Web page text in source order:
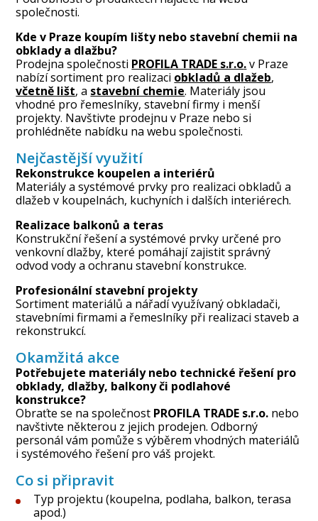
společnosti.
Kde v Praze koupím lišty nebo stavební chemii na
obklady a dlažbu?
Prodejna společnosti PROFILA TRADE s.r.o.v Praze
nabízí sortiment pro realizaci obkladů a dlažeb,
včetně lišt, a stavební chemie. Materiály jsou
vhodné pro řemeslníky, stavební firmy i menší
projekty. Navštivte prodejnu v Praze nebo si
prohlédněte nabídku na webu společnosti.
Nejčastější využití
Rekonstrukce koupelen a interiérů
Materiály a systémové prvky pro realizaci obkladů a
dlažeb v koupelnách, kuchyních i dalších interiérech.
Realizace balkonů a teras
Konstrukční řešení a systémové prvky určené pro
venkovní dlažby, které pomáhají zajistit správný
odvod vody a ochranu stavební konstrukce.
Profesionální stavební projekty
Sortiment materiálů a nářadí využívaný obkladači,
stavebními firmami a řemeslníky při realizaci staveb a
rekonstrukcí.
Okamžitá akce
Potřebujete materiály nebo technické řešení pro
obklady, dlažby, balkony či podlahové
konstrukce?
Obraťte se na společnost PROFILA TRADE s.r.o. nebo
navštivte některou z jejich prodejen. Odborný
personál vám pomůže s výběrem vhodných materiálů
i systémového řešení pro váš projekt.
Co si připravit
Typ projektu (koupelna, podlaha, balkon, terasa
apod.)